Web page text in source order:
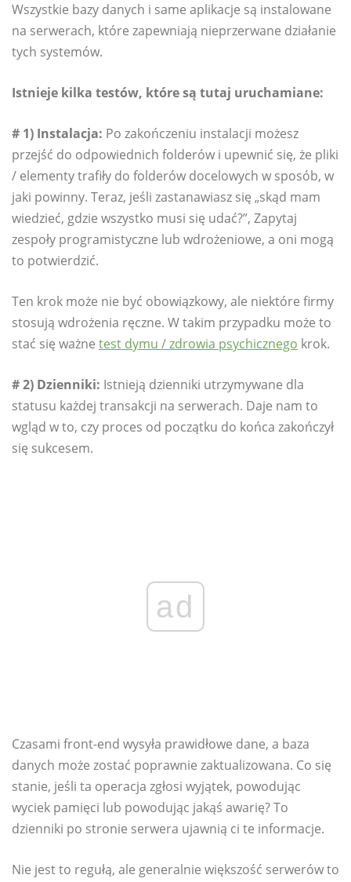
Wszystkie bazy danych i same aplikacje są instalowane
na serwerach, które zapewniają nieprzerwane działanie
tych systemów.
Istnieje kilka testów, które są tutaj uruchamiane:
# 1) Instalacja: Po zakończeniu instalacji możesz
przejść do odpowiednich folderów i upewnić się, że pliki
/ elementy trafiły do ​​folderów docelowych w sposób, w
jaki powinny. Teraz, jeśli zastanawiasz się „skąd mam
wiedzieć, gdzie wszystko musi się udać?”, Zapytaj
zespoły programistyczne lub wdrożeniowe, a oni mogą
to potwierdzić.
Ten krok może nie być obowiązkowy, ale niektóre firmy
stosują wdrożenia ręczne. W takim przypadku może to
stać się ważne test dymu / zdrowia psychicznego krok.
# 2) Dzienniki: Istnieją dzienniki utrzymywane dla
statusu każdej transakcji na serwerach. Daje nam to
wgląd w to, czy proces od początku do końca zakończył
się sukcesem.
ad
Czasami front-end wysyła prawidłowe dane, a baza
danych może zostać poprawnie zaktualizowana. Co się
stanie, jeśli ta operacja zgłosi wyjątek, powodując
wyciek pamięci lub powodując jakąś awarię? To
dzienniki po stronie serwera ujawnią ci te informacje.
Nie jest to regułą, ale generalnie większość serwerów to